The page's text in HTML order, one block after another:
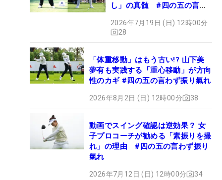
し」の真髄 #四の五の言わ
2026年7月19日 (日) 12時00分
28
「体重移動」はもう古い!? 山下美
夢有も実践する「重心移動」が方向
性のカギ #四の五の言わず振り氣れ
2026年8月2日 (日) 12時00分 38
動画でスイング確認は逆効果？ 女
子プロコーチが勧める「素振りを撮
れ」の理由 #四の五の言わず振り
氣れ
2026年7月12日 (日) 12時00分 34